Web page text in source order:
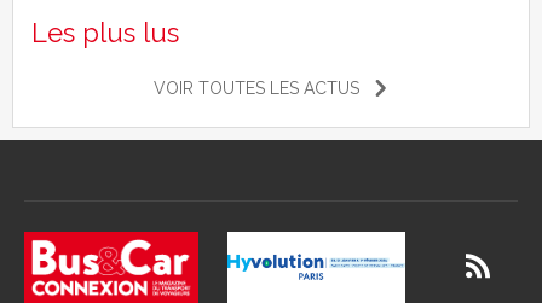
Les plus lus
VOIR TOUTES LES ACTUS